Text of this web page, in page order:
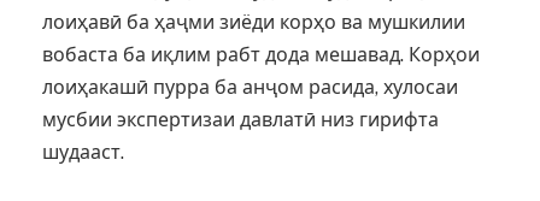
лоиҳавӣ ба ҳаҷми зиёди корҳо ва мушкилии
вобаста ба иқлим рабт дода мешавад. Корҳои
лоиҳакашӣ пурра ба анҷом расида, хулосаи
мусбии экспертизаи давлатӣ низ гирифта
шудааст.